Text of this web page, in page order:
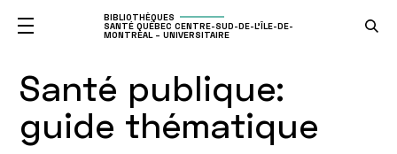
BIBLIOTHÈQUES
SANTÉ QUÉBEC CENTRE-SUD-DE-L'ÎLE-DE-
MONTRÉAL – UNIVERSITAIRE
Santé publique:
guide thématique